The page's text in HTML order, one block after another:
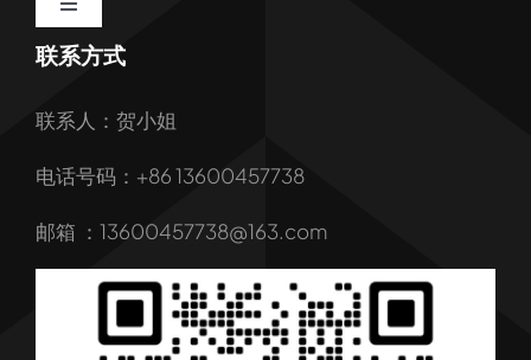
Toggle
Navigation
首页
我们的服务
联系方式
联系人：贺小姐
电话号码：+86 13600457738
邮箱 ：13600457738@163.com